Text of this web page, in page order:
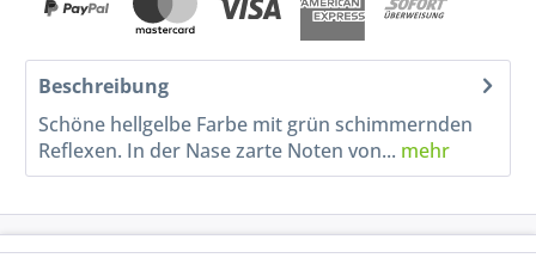
Beschreibung
Schöne hellgelbe Farbe mit grün schimmernden
Reflexen. In der Nase zarte Noten von... mehr